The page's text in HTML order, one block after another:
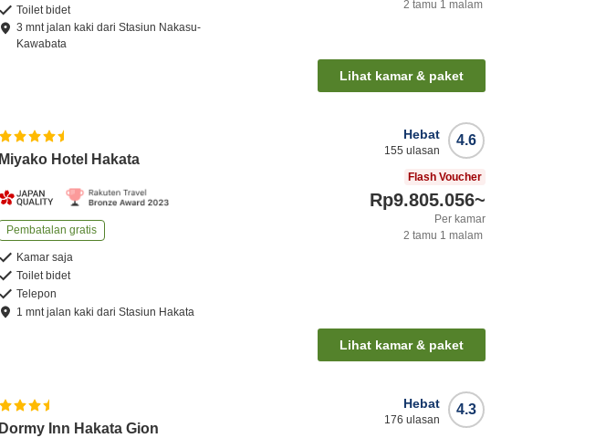
Toilet bidet
3 mntjalan kaki dariStasiun Nakasu-
Kawabata
2 tamu 1 malam
Lihat kamar & paket
Miyako Hotel Hakata
Pembatalan gratis
Kamar saja
Toilet bidet
Telepon
1 mntjalan kaki dariStasiun Hakata
4.6
Hebat
155 ulasan
Flash Voucher
Rp9.805.056~
Per kamar
2 tamu 1 malam
Lihat kamar & paket
Dormy Inn Hakata Gion
4.3
Hebat
176 ulasan